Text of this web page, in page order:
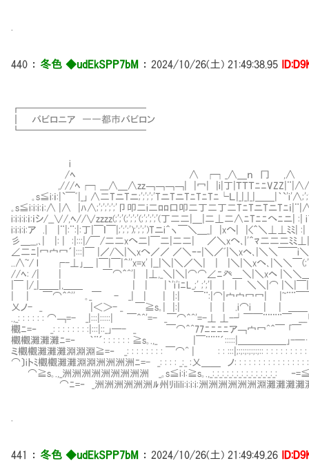
440 ： 冬色 ◆udEkSPP7bM ： 2024/10/26(土) 21:49:38.95
┏━━━━━━━━━━━━━
┃ バビロニア ――都市バビロン
┗━━━━━━━━━────
i
/ﾍ ∧ ┌┐_∧＿ｎ 冂 ,∧
,///ﾍ┌┐___∧＿∧zz￢￢￢￢| |冖| |i|丁|ＴＴＴﾆﾆ
｡s≦i:ｉ:|`￣ﾞ|_｣ ∧二TニTニ;';';';'TニTニTﾆTﾆTﾆ└Ｌ|_|_|_|＿＿|｀
｡s≦i:i:i:ｉ:∧ |∧ |ﾊ∧;';';';';'卩叩二i二ﾛﾛ口叩二丁二丁二TﾆTニTニT
i:i:i:i:ｉ:ｉシ/__∨/,ﾍ//∨zzzz(;';'(;';';'(;';';';'(丁二二|＿|二⊥二∧ﾆTﾆﾆへﾆニ| :| i
i:i:i:i:ア .| |¨|:¨:|:丁|￣ｌ￣|;';';');';';')Tニi＾ヽ￣＼＿_| |xへ| |<＾＼⊥⊥ﾐﾐ|
彡＿__,､| |: | :|:::|/￣/二二xへ二|￣二|二二| ／＼xへ､|'＾ﾏ二二二ﾐﾐ
∠二ﾆ|冖宀冖´|:::|￣ |／/＼|＼xへ／／ ／＼ｰ‐|＼／ﾞ|＼xヘ､|＼＼￣￣i
..∧~/ l ┌-⊥｣＿ |￣|￣|＾''x=x' |__|＼|＼／＼| | |＼|＼xへ､|＼＼￣
//ﾍ: /| | ￣⌒＾^'| |⊥,_＼|＼|⌒⌒∠ﾆ癶＿＼|＼xヘ |＼＼＿ｘ
|￣ |/_|＿＿|,＿＿ | | |｀'i'iﾆL_;' ;';'| | | ＼＼|⌒ |＼|￣|
| | ￣⌒＾^''㍉｡_￣ - _| | | |:| ￣¨:|⌒|宀宀冖冖| |~¨¨￣
乂ノ- _ |＜＞- _ ￣≧s｡| |:| ｜ ｜ .i⌒i | | ＿＿ ⊥-
.,_: : : : : : ⌒￢=- _|:::|:::::| ￣＾^'=- _￣⌒＾^'=-⊥ ⊥-┘￣￣¨¨¨¨￣
欟ﾆ=‐ _: : : : : : : :|:::|::_｣─- _ ￣⌒＾^77ﾆﾆﾆﾆア￢宀冖^＾￣ ｢
欟欟灘灘灘ﾆ=‐ ｀¨´: : : : : : ≧s｡.,_ |￣¨¨¨´:::::|＿＿＿＿＿｣-
ミ欟欟灘灘灘淵淵淵≧=‐ _: : : : : : : : ￣⌒^ | : : :::|;:;:;:;:;:;:: : : : : : : : : : : :
⌒〕iトﾐ欟欟灘灘淵淵洲洲洲洲ﾆ=- _: : : : _:_ :乂＿＿ ノ: : : : : : : : : : : : :
⌒≧s｡.,_洲洲洲洲洲洲洲洲洲㌻_｡s≦i:i:≧s｡.,_:_:_:_:_:_:_:_:_:_:_:_:_:_:
⌒ﾆ=‐ _洲洲洲洲洲洲ﾙ州ﾘilili:i:i:i:洲洲洲洲洲洲淵灘灘灘灘
441 ： 冬色 ◆udEkSPP7bM ： 2024/10/26(土) 21:49:49.26